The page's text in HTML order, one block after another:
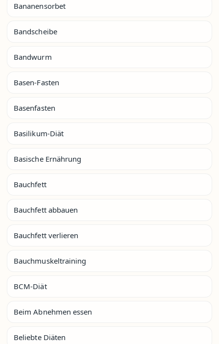
Bananensorbet
Bandscheibe
Bandwurm
Basen-Fasten
Basenfasten
Basilikum-Diät
Basische Ernährung
Bauchfett
Bauchfett abbauen
Bauchfett verlieren
Bauchmuskeltraining
BCM-Diät
Beim Abnehmen essen
Beliebte Diäten